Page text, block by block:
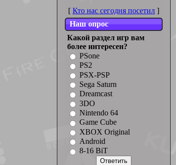
[ Кто нас сегодня посетил ]
Наш опрос
Какой раздел игр вам
более интересен?
PSone
PS2
PSX-PSP
Sega Saturn
Dreamcast
3DO
Nintendo 64
Game Cube
XBOX Original
Android
8-16 BiT